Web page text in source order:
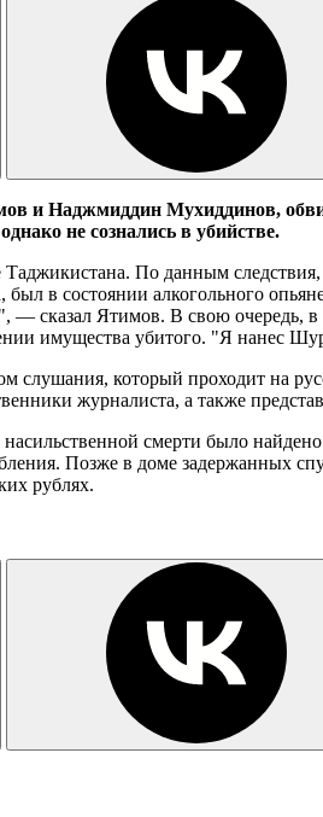
и Наджмиддин Мухиддинов,
не сознались в убийстве.
По данным
в состоянии алкогольного
сказал Ятимов. В свою очередь,
имущества убитого. "Я нанес
слушания, который проходит на
журналиста, а также
смерти было
Позже в доме задержанных
рублях.